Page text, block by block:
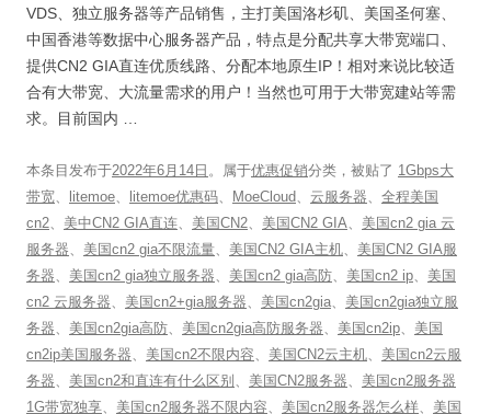
VDS、独立服务器等产品销售，主打美国洛杉矶、美国圣何塞、
中国香港等数据中心服务器产品，特点是分配共享大带宽端口、
提供CN2 GIA直连优质线路、分配本地原生IP！相对来说比较适
合有大带宽、大流量需求的用户！当然也可用于大带宽建站等需
求。目前国内 …
本条目发布于2022年6月14日 。属于优惠促销分类，被贴了 1Gbps大
带宽、 litemoe、 litemoe优惠码、 MoeCloud、 云服务器、 全程美国
cn2、 美中CN2 GIA直连、 美国CN2、 美国CN2 GIA、 美国cn2 gia 云
服务器、 美国cn2 gia不限流量、 美国CN2 GIA主机、 美国CN2 GIA服
务器、 美国cn2 gia独立服务器、 美国cn2 gia高防、 美国cn2 ip、 美国
cn2 云服务器、 美国cn2+gia服务器、 美国cn2gia、 美国cn2gia独立服
务器、 美国cn2gia高防、 美国cn2gia高防服务器、 美国cn2ip、 美国
cn2ip美国服务器、 美国cn2不限内容、 美国CN2云主机、 美国cn2云服
务器、 美国cn2和直连有什么区别 、 美国CN2服务器、 美国cn2服务器
1G带宽独享、 美国cn2服务器不限内容、 美国cn2服务器怎么样、 美国